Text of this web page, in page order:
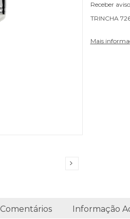
Receber
TRINCHA
Mais
Comentários Informação